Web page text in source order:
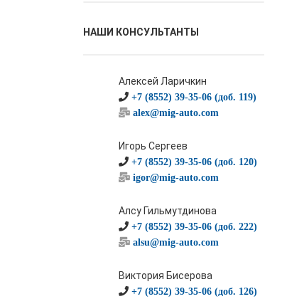
НАШИ КОНСУЛЬТАНТЫ
Алексей Ларичкин
+7 (8552) 39-35-06 (доб. 119)
alex@mig-auto.com
Игорь Сергеев
+7 (8552) 39-35-06 (доб. 120)
igor@mig-auto.com
Алсу Гильмутдинова
+7 (8552) 39-35-06 (доб. 222)
alsu@mig-auto.com
Виктория Бисерова
+7 (8552) 39-35-06 (доб. 126)